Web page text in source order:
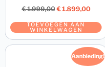
€1.999,00 €1.899,00
TOEVOEGEN AAN
WINKELWAGEN
Aanbieding!